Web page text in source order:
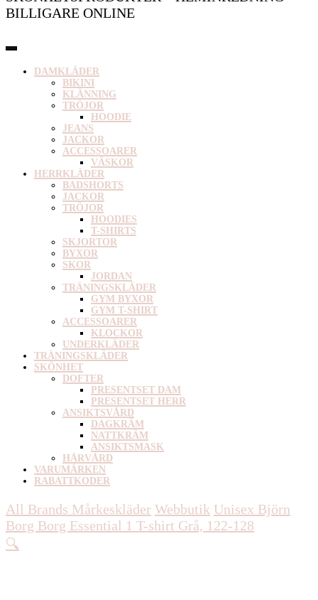
BILLIGARE ONLINE
DAMKLÄDER
BIKINI
KLÄNNING
TRÖJOR
HOODIE
JEANS
JACKOR
ACCESSOARER
VÄSKOR
HERRKLÄDER
BADSHORTS
JACKOR
TRÖJOR
HOODIES
T-SHIRTS
SKJORTOR
BYXOR
SKOR
JORDAN
TRÄNINGSKLÄDER
GYM BYXOR
GYM T-SHIRT
ACCESSOARER
KLOCKOR
UNDERKLÄDER
TRÄNINGSKLÄDER
SKÖNHET
DOFTER
PRESENTSET DAM
PRESENTSET HERR
ANSIKTSVÅRD
DAGKRÄM
NATTKRÄM
ANSIKTSMASK
HÅRVÅRD
VARUMÄRKEN
RABATTKODER
All Brands Mårkeskläder Webbutik Unisex Björn
Borg Borg Essential 1 T-shirt Grå, 122-128
🔍